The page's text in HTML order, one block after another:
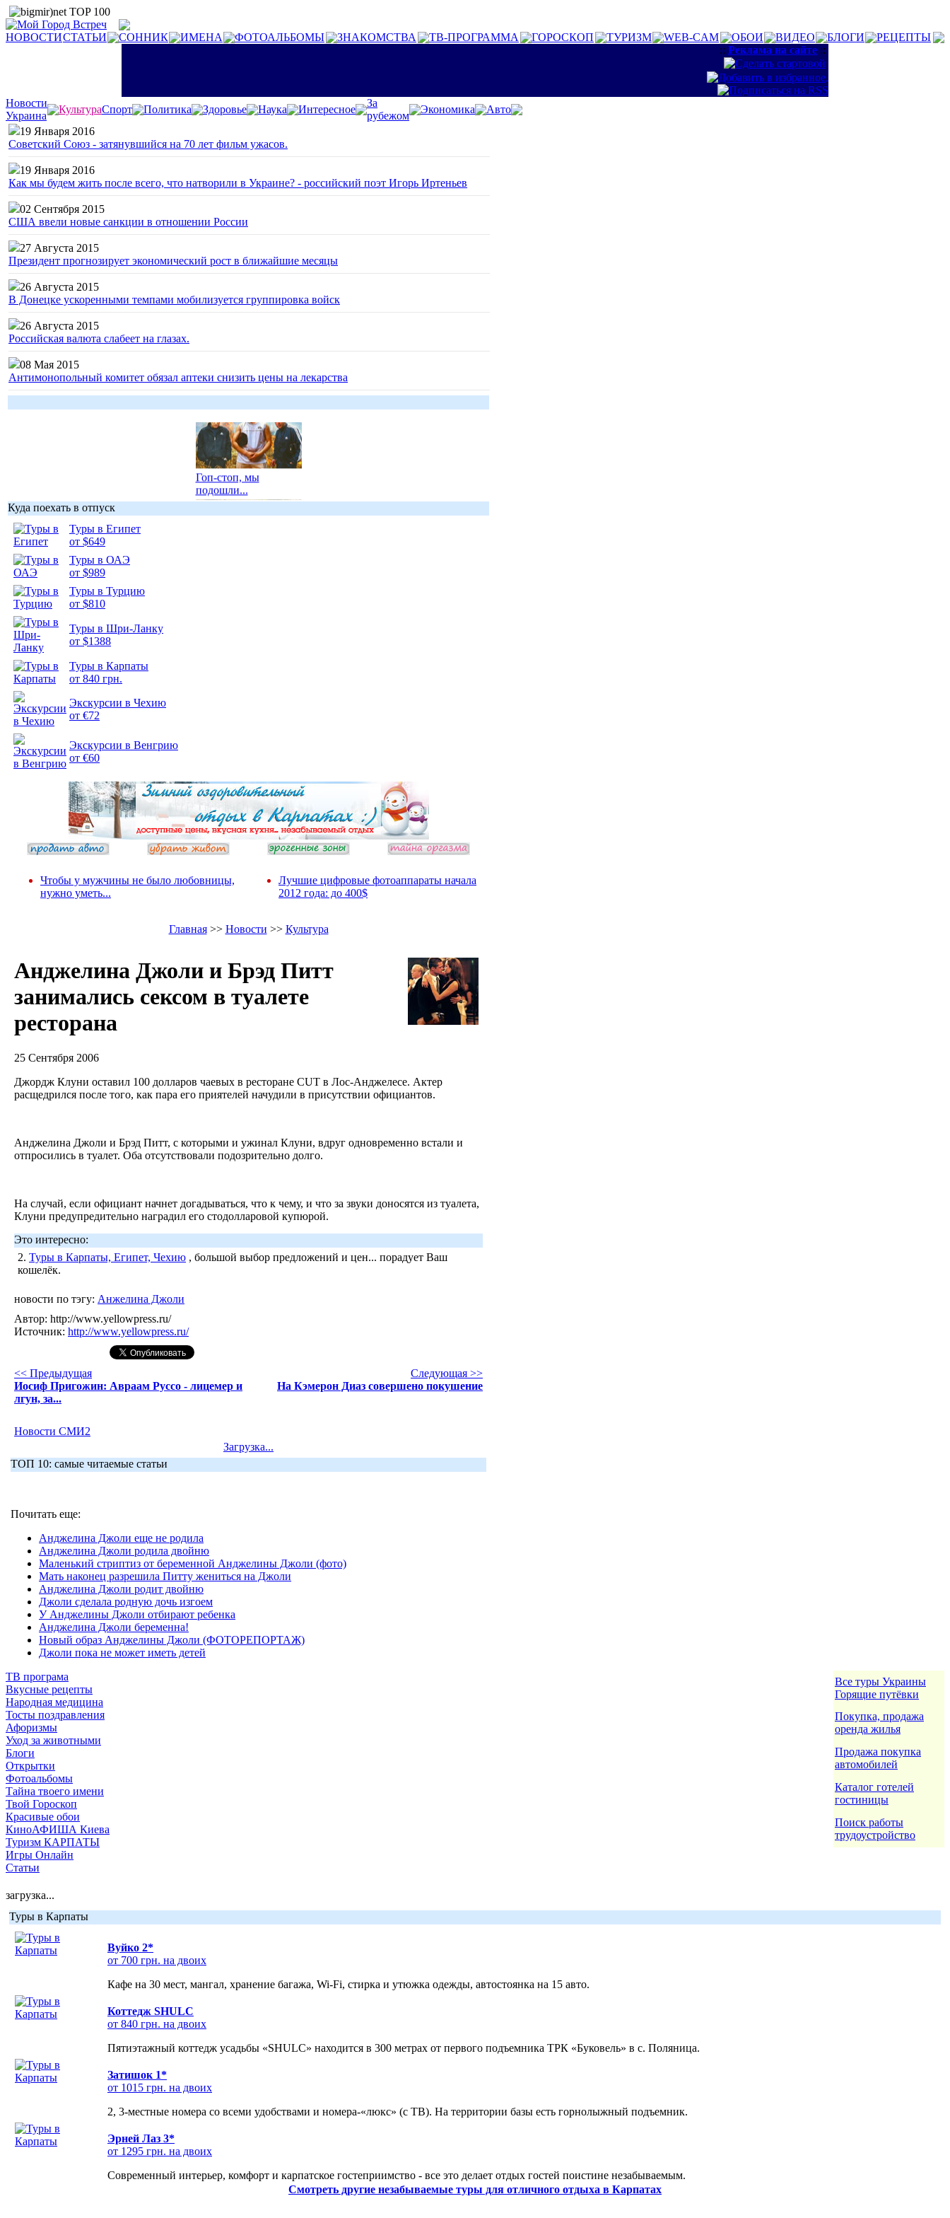
НОВОСТИСТАТЬИ СОННИК ИМЕНА ФОТОАЛЬБОМЫ ЗНАКОМСТВА ТВ-ПРОГРАММА ГОРОСКОП ТУРИЗМ WEB-CAM ОБОИ ВИДЕО БЛОГИ
РЕЦЕПТЫ
:: Реклама на сайте ::
Новости
Украина
КультураСпорт Политика Здоровье Наука Интересное
За
рубежом
Экономика
Авто
19 Января 2016
Советский Союз - затянувшийся на 70 лет фильм ужасов.
19 Января 2016
Как мы будем жить после всего, что натворили в Украине? - российский поэт Игорь Иртеньев
02 Сентября 2015
США ввели новые санкции в отношении России
27 Августа 2015
Президент прогнозирует экономический рост в ближайшие месяцы
26 Августа 2015
В Донецке ускоренными темпами мобилизуется группировка войск
26 Августа 2015
Российская валюта слабеет на глазах.
08 Мая 2015
Антимонопольный комитет обязал аптеки снизить цены на лекарства
Гоп-стоп, мы
подошли...
Куда поехать в отпуск
Туры в Египет
от $649
Туры в ОАЭ
от $989
Туры в Турцию
от $810
Туры в Шри-Ланку
от $1388
Туры в Карпаты
от 840 грн.
Экскурсии в Чехию
от €72
Экскурсии в Венгрию
от €60
Чтобы у мужчины не было любовницы,
нужно уметь...
Лучшие цифровые фотоаппараты начала
2012 года: до 400$
Главная>> Новости >> Культура
Анджелина Джоли и Брэд Питт
занимались сексом в туалете
ресторана
25 Сентября 2006
Джордж Клуни оставил 100 долларов чаевых в ресторане CUT в Лос-Анджелесе. Актер
расщедрился после того, как пара его приятелей начудили в присутствии официантов.
Анджелина Джоли и Брэд Питт, с которыми и ужинал Клуни, вдруг одновременно встали и
отпросились в туалет. Оба отсутствовали подозрительно долго.
На случай, если официант начнет догадываться, что к чему, и что за звуки доносятся из туалета,
Клуни предупредительно наградил его стодолларовой купюрой.
Это интересно:
2. Туры в Карпаты, Египет, Чехию , большой выбор предложений и цен... порадует Ваш
кошелёк.
новости по тэгу: Анжелина Джоли
Автор: http://www.yellowpress.ru/
Источник: http://www.yellowpress.ru/
<< Предыдущая
Иосиф Пригожин: Авраам Руссо - лицемер и
лгун, за...
Следующая >>
На Кэмерон Диаз совершено покушение
Новости СМИ2
Загрузка...
ТОП 10: самые читаемые статьи
Почитать еще:
Анджелина Джоли еще не родила
Анджелина Джоли родила двойню
Маленький стриптиз от беременной Анджелины Джоли (фото)
Мать наконец разрешила Питту жениться на Джоли
Анджелина Джоли родит двойню
Джоли сделала родную дочь изгоем
У Анджелины Джоли отбирают ребенка
Анджелина Джоли беременна!
Новый образ Анджелины Джоли (ФОТОРЕПОРТАЖ)
Джоли пока не может иметь детей
ТВ програма
Вкусные рецепты
Народная медицина
Тосты поздравления
Афоризмы
Уход за животными
Блоги
Открытки
Фотоальбомы
Тайна твоего имени
Твой Гороскоп
Красивые обои
КиноАФИША Киева
Туризм КАРПАТЫ
Игры Онлайн
Статьи
Все туры Украины
Горящие путёвки
Покупка, продажа
оренда жилья
Продажа покупка
автомобилей
Каталог готелей
гостиницы
Поиск работы
трудоустройство
загрузка...
Туры в Карпаты
Вуйко 2*
от 700 грн. на двоих
Кафе на 30 мест, мангал, хранение багажа, Wi-Fi, стирка и утюжка одежды, автостоянка на 15 авто.
Коттедж SHULC
от 840 грн. на двоих
Пятиэтажный коттедж усадьбы «SHULC» находится в 300 метрах от первого подъемника ТРК «Буковель» в с. Поляница.
Затишок 1*
от 1015 грн. на двоих
2, 3-местные номера со всеми удобствами и номера-«люкс» (с ТВ). На территории базы есть горнолыжный подъемник.
Эрней Лаз 3*
от 1295 грн. на двоих
Современный интерьер, комфорт и карпатское гостеприимство - все это делает отдых гостей поистине незабываемым.
Смотреть другие незабываемые туры для отличного отдыха в Карпатах